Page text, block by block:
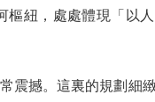
紐，處處體現「以
撼。這裏的規劃細